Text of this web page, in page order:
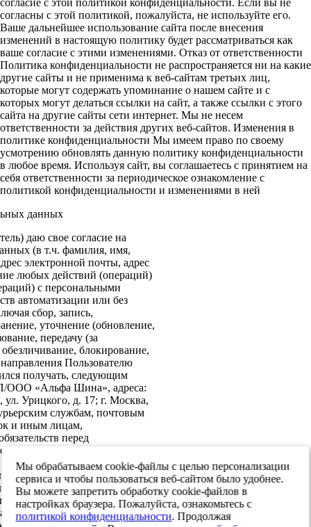
согласие с этой политикой конфиденциальности. Если вы не
согласны с этой политикой, пожалуйста, не используйте его.
Ваше дальнейшее использование сайта после внесения
изменений в настоящую политику будет рассматриваться как
ваше согласие с этими изменениями. Отказ от ответственности
Политика конфиденциальности не распространяется ни на какие
другие сайты и не применима к веб-сайтам третьих лиц,
которые могут содержать упоминание о нашем сайте и с
которых могут делаться ссылки на сайт, а также ссылки с этого
сайта на другие сайты сети интернет. Мы не несем
ответственности за действия других веб-сайтов. Изменения в
политике конфиденциальности Мы имеем право по своему
усмотрению обновлять данную политику конфиденциальности
в любое время. Используя сайт, вы соглашаетесь с принятием на
себя ответственности за периодическое ознакомление с
политикой конфиденциальности и изменениями в ней
данных
даю свое согласие на
(в т.ч. фамилия, имя,
электронной почты, адрес
любых действий (операций)
с персональными
автоматизации или без
сбор, запись,
уточнение (обновление,
передачу (за
блокирование,
Пользователю
получать, следующим
ООО «Альфа Шина», адреса:
Урицкого, д. 17; г. Москва,
службам, почтовым
и иным лицам,
перед
на передачу в
информационной
данных третьим
реализации целей,
Настоящее согласие
и до достижения целей
Мы обрабатываем cookie-файлы с целью персонализации
сервиса и чтобы пользоваться веб-сайтом было удобнее.
Вы можете запретить обработку cookie-файлов в
настройках браузера. Пожалуйста, ознакомьтесь с
политикой конфиденциальности. Продолжая